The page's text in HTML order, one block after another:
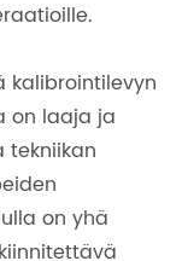
kalibrointilevyn
on laaja ja
tekniikan
on yhä